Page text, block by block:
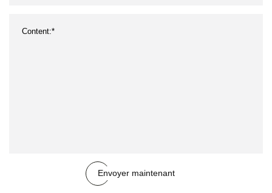
Envoyer maintenant